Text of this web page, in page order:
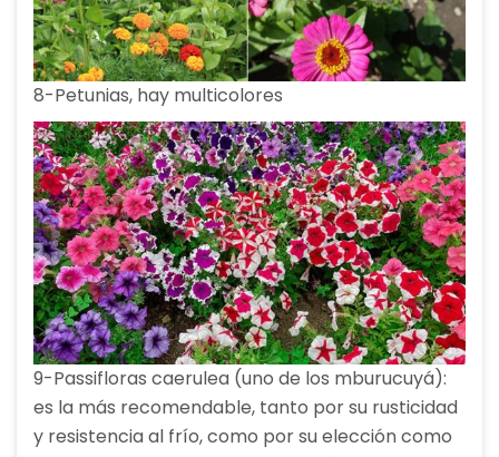
8-Petunias, hay multicolores
9-Passifloras caerulea (uno de los mburucuyá):
es la más recomendable, tanto por su rusticidad
y resistencia al frío, como por su elección como